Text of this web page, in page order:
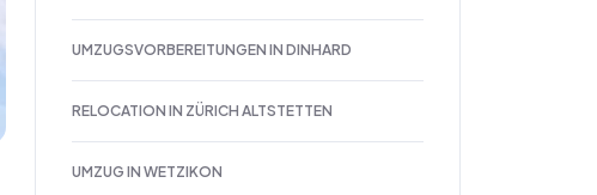
UMZUGSVORBEREITUNGEN IN DINHARD
RELOCATION IN ZÜRICH ALTSTETTEN
UMZUG IN WETZIKON